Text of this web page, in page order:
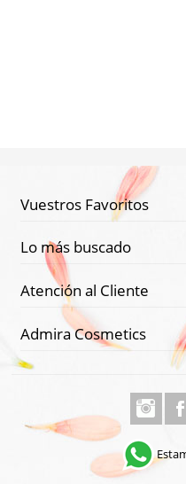
Vuestros Favoritos
Lo más buscado
Atención al Cliente
Admira Cosmetics